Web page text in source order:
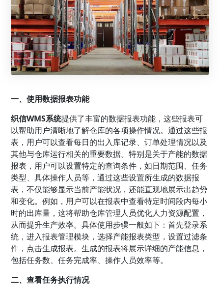
一、使用数据报表功能
织信WMS系统提供了丰富的数据报表功能，这些报表可
以帮助用户清晰地了解仓库的各项操作情况。通过这些报
表，用户可以查看每日的出入库记录、订单处理情况以及
其他与仓库运行相关的重要数据。特别是关于产能的数据
报表，用户可以设置特定的查询条件，如日期范围、任务
类型、具体操作人员等，通过这些设置所生成的数据报
表，不仅能够显示当前产能状况，还能直观地展示出趋势
和变化。例如，用户可以在报表中查看特定时间段内每小
时的出库量，这将帮助仓库管理人员优化人力资源配置，
从而提升生产效率。具体使用步骤一般如下：首先登录系
统，进入报表管理模块，选择产能报表类型，设置过滤条
件，点击生成报表。生成的报表将展示详细的产能信息，
包括任务数、任务完成率、操作人员效率等。
二、查看任务执行情况